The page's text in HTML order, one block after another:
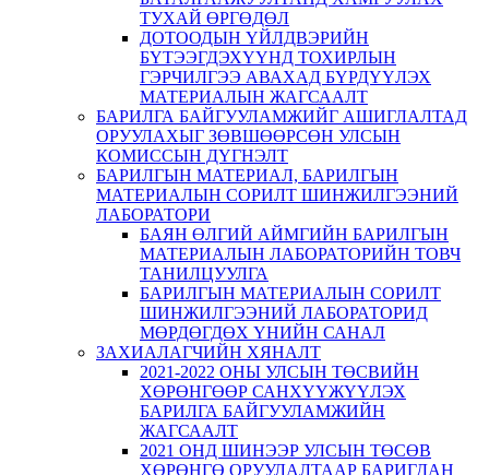
ТУХАЙ ӨРГӨДӨЛ
ДОТООДЫН ҮЙЛДВЭРИЙН
БҮТЭЭГДЭХҮҮНД ТОХИРЛЫН
ГЭРЧИЛГЭЭ АВАХАД БҮРДҮҮЛЭХ
МАТЕРИАЛЫН ЖАГСААЛТ
БАРИЛГА БАЙГУУЛАМЖИЙГ АШИГЛАЛТАД
ОРУУЛАХЫГ ЗӨВШӨӨРСӨН УЛСЫН
КОМИССЫН ДҮГНЭЛТ
БАРИЛГЫН МАТЕРИАЛ, БАРИЛГЫН
МАТЕРИАЛЫН СОРИЛТ ШИНЖИЛГЭЭНИЙ
ЛАБОРАТОРИ
БАЯН ӨЛГИЙ АЙМГИЙН БАРИЛГЫН
МАТЕРИАЛЫН ЛАБОРАТОРИЙН ТОВЧ
ТАНИЛЦУУЛГА
БАРИЛГЫН МАТЕРИАЛЫН СОРИЛТ
ШИНЖИЛГЭЭНИЙ ЛАБОРАТОРИД
МӨРДӨГДӨХ ҮНИЙН САНАЛ
ЗАХИАЛАГЧИЙН ХЯНАЛТ
2021-2022 ОНЫ УЛСЫН ТӨСВИЙН
ХӨРӨНГӨӨР САНХҮҮЖҮҮЛЭХ
БАРИЛГА БАЙГУУЛАМЖИЙН
ЖАГСААЛТ
2021 ОНД ШИНЭЭР УЛСЫН ТӨСӨВ
ХӨРӨНГӨ ОРУУЛАЛТААР БАРИГДАН